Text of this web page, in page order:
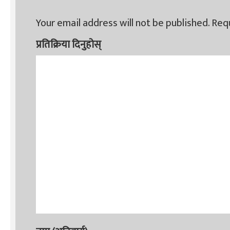
Your email address will not be published.
प्रतिक्रिया दिनुहोस्